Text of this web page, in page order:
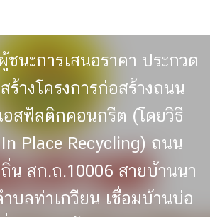
ชนะการเสนอราคา ประกวด
ร้างโครงการก่อสร้างถนน
อสฟัลติกคอนกรีต (โดยวิธี
Place Recycling) ถนน
น สก.ถ.10006 สายบ้านนา
บลท่าเกวียน เชื่อมบ้านบ่อ